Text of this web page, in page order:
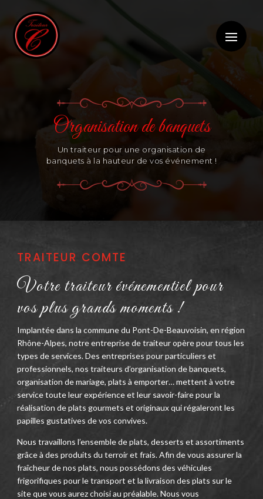
Organisation de banquets
Un traiteur pour une organisation de
banquets à la hauteur de vos événement !
TRAITEUR COMTE
Votre traiteur événementiel pour
vos plus grands moments !
Implantée dans la commune du Pont-De-Beauvoisin, en région
Rhône-Alpes, notre entreprise de traiteur opère pour tous les
types de services. Des entreprises pour particuliers et
professionnels, nos traiteurs d’organisation de banquets,
organisation de mariage, plats à emporter… mettent à votre
service toute leur expérience et leur savoir-faire pour la
réalisation de plats gourmets et originaux qui régaleront les
papilles gustatives de vos convives.
Nous travaillons l’ensemble de plats, desserts et assortiments
grâce à des produits du terroir et frais. Afin de vous assurer la
fraîcheur de nos plats, nous possédons des véhicules
frigorifiques pour le transport et la livraison des plats sur le
site que vous aurez choisi au préalable. Nous vous